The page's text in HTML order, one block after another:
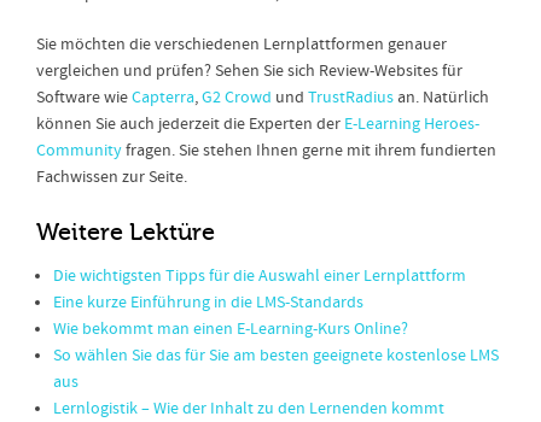
Sie möchten die verschiedenen Lernplattformen genauer
vergleichen und prüfen? Sehen Sie sich Review-Websites für
Software wieCapterra,G2 Crowd und TrustRadius an. Natürlich
können Sie auch jederzeit die Experten der E-Learning Heroes-
Communityfragen. Sie stehen Ihnen gerne mit ihrem fundierten
Fachwissen zur Seite.
Weitere Lektüre
Die wichtigsten Tipps für die Auswahl einer Lernplattform
Eine kurze Einführung in die LMS-Standards
Wie bekommt man einen E-Learning-Kurs Online?
So wählen Sie das für Sie am besten geeignete kostenlose LMS
aus
Lernlogistik – Wie der Inhalt zu den Lernenden kommt